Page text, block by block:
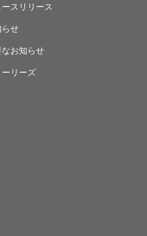
ースリリース
らせ
なお知らせ
ーリーズ